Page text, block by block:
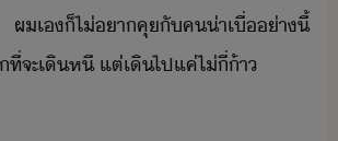
เ​็​ไ่​า​คุ​ั​ค​่าเื่​่าี้​
ที่จะ​เิหี​ ​แต่​เิ​ไป​แค่​ไ่​ี่​้า